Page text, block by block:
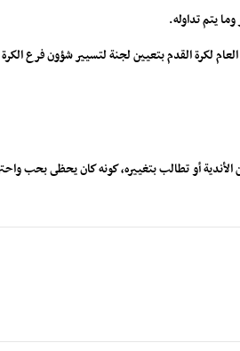
يتم تداوله.
لكرة القدم بتعيين لجنة لتسيير شؤون فرع
أو تطالب بتغييره، كونه كان يحظى بحب